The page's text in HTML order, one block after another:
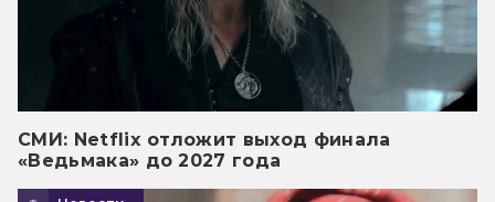
СМИ: Netflix отложит выход финала
«Ведьмака» до 2027 года